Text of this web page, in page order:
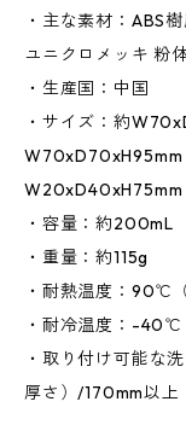
・主な素材：ABS
ユニクロメッキ 粉
・生産国：中国
・サイズ：約
W70xD70xH95mm
・容量：約200mL
・重量：約115g
・耐熱温度：90℃
・耐冷温度：-40℃
・取り付け可能な
厚さ）/170mm以上